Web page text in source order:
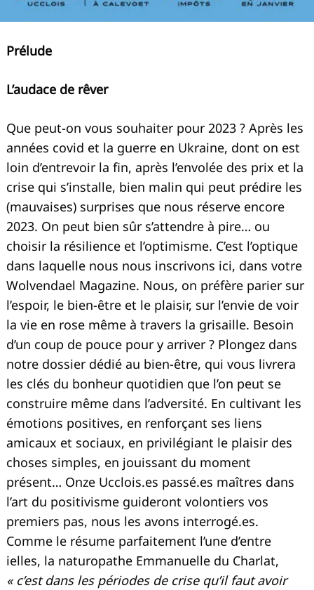
Prélude
L’audace de rêver
Que peut-on vous souhaiter pour 2023 ? Après les
années covid et la guerre en Ukraine, dont on est
loin d’entrevoir la fin, après l’envolée des prix et la
crise qui s’installe, bien malin qui peut prédire les
(mauvaises) surprises que nous réserve encore
2023. On peut bien sûr s’attendre à pire… ou
choisir la résilience et l’optimisme. C’est l’optique
dans laquelle nous nous inscrivons ici, dans votre
Wolvendael Magazine. Nous, on préfère parier sur
l’espoir, le bien-être et le plaisir, sur l’envie de voir
la vie en rose même à travers la grisaille. Besoin
d’un coup de pouce pour y arriver ? Plongez dans
notre dossier dédié au bien-être, qui vous livrera
les clés du bonheur quotidien que l’on peut se
construire même dans l’adversité. En cultivant les
émotions positives, en renforçant ses liens
amicaux et sociaux, en privilégiant le plaisir des
choses simples, en jouissant du moment
présent… Onze Ucclois.es passé.es maîtres dans
l’art du positivisme guideront volontiers vos
premiers pas, nous les avons interrogé.es.
Comme le résume parfaitement l’une d’entre
ielles, la naturopathe Emmanuelle du Charlat,
« c’est dans les périodes de crise qu’il faut avoir